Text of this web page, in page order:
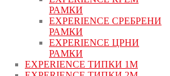
РАМКИ
EXPERIENCE СРЕБРЕНИ
РАМКИ
EXPERIENCE ЦРНИ
РАМКИ
EXPERIENCE ТИПКИ 1M